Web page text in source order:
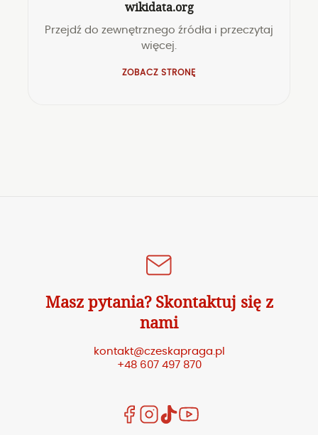
wikidata.org
Przejdź do zewnętrznego źródła i przeczytaj
więcej.
ZOBACZ STRONĘ
Masz pytania? Skontaktuj się z
nami
kontakt@czeskapraga.pl
+48 607 497 870